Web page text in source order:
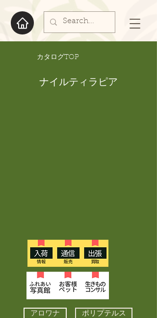
​カタログTOP
ナイルティラピア
アロワナ ポリプテルス